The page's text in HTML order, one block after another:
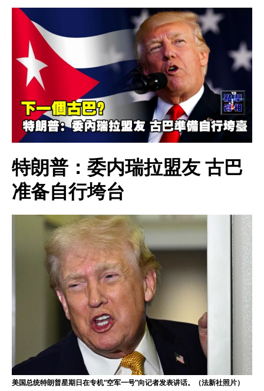
特朗普：委内瑞拉盟友 古巴
准备自行垮台
美国总统特朗普星期日在专机“空军一号”向记者发表讲话。（法新社照片）